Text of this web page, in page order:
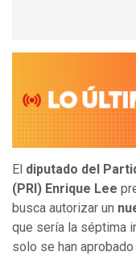
El diputado del
(PRI) Enrique Lee
busca autorizar un
que sería la séptima
solo se han